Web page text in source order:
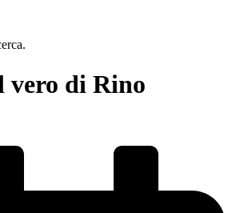
vero di Rino